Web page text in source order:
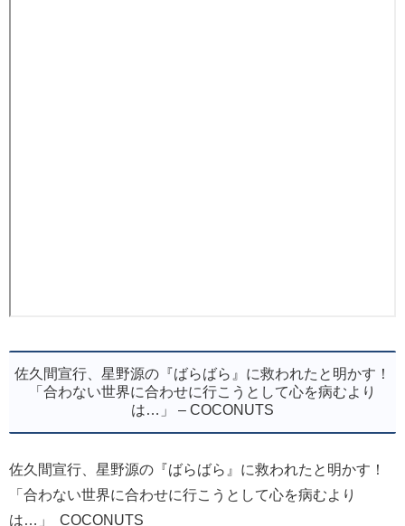
佐久間宣行、星野源の『ばらばら』に救われたと明かす！
「合わない世界に合わせに行こうとして心を病むより
は…」 – COCONUTS
佐久間宣行、星野源の『ばらばら』に救われたと明かす！
「合わない世界に合わせに行こうとして心を病むより
は…」 COCONUTS